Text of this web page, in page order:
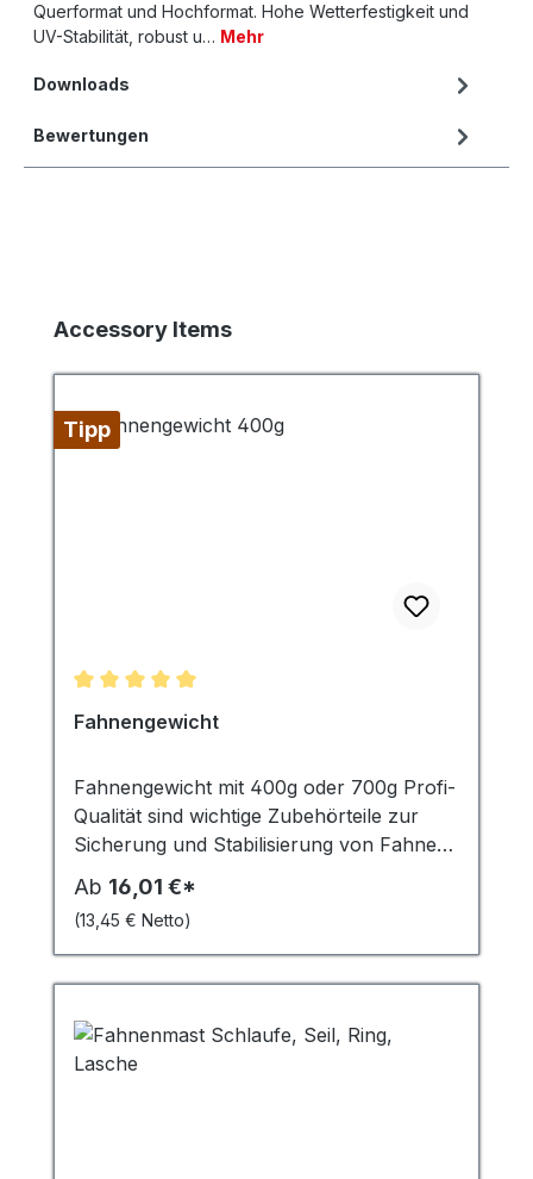
Querformat und Hochformat. Hohe Wetterfestigkeit und
UV-Stabilität, robust u… Mehr
Downloads
Bewertungen
Produktgalerie überspringen
Accessory Items
Tipp
Durchschnittliche Bewertung von 5 von 5 Sternen
Fahnengewicht
Fahnengewicht mit 400g oder 700g Profi-
Qualität sind wichtige Zubehörteile zur
Sicherung und Stabilisierung von Fahnen
und Bannern. Sie fungieren als
Kletterstoppgewicht, das heisst, sie
verhindern, dass die Fahne oder das
Banner sich um den Fahnenmast wickelt.
In stürmischen Windverhältnissen spielen
sie eine entscheidende Rolle, indem sie das
Flattern der Fahne minimieren und
verhindern, dass diese zerrissen wird oder
Ab 16,01 €*
(13,45 € Netto)